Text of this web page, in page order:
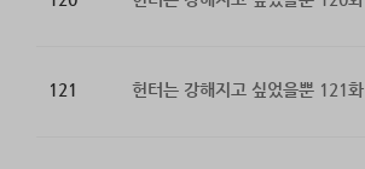
121 헌터는 강해지고 싶었을뿐 121화